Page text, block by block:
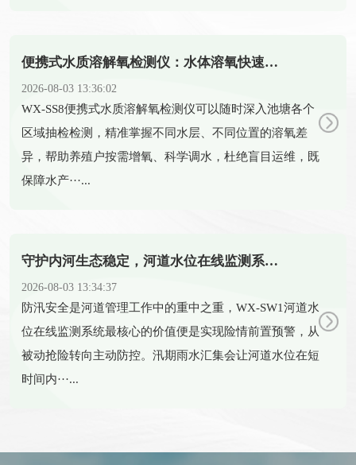
便携式水质溶解氧检测仪：水体溶氧快速检测的便携智能设备
2026-08-03 13:36:02
​WX-SS8便携式水质溶解氧检测仪可以随时深入池塘各个
区域抽检检测，精准掌握不同水层、不同位置的溶氧差
异，帮助养殖户按需增氧、科学调水，杜绝盲目运维，既
保障水产···...
守护内河生态稳定，河道水位在线监测系统科学调控水体水位
2026-08-03 13:34:37
​防汛安全是河道管理工作中的重中之重，WX-SW1河道水
位在线监测系统最核心的价值便是实现险情前置预警，从
被动抢险转向主动防控。汛期雨水汇集会让河道水位在短
时间内···...